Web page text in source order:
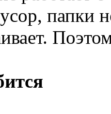
папки